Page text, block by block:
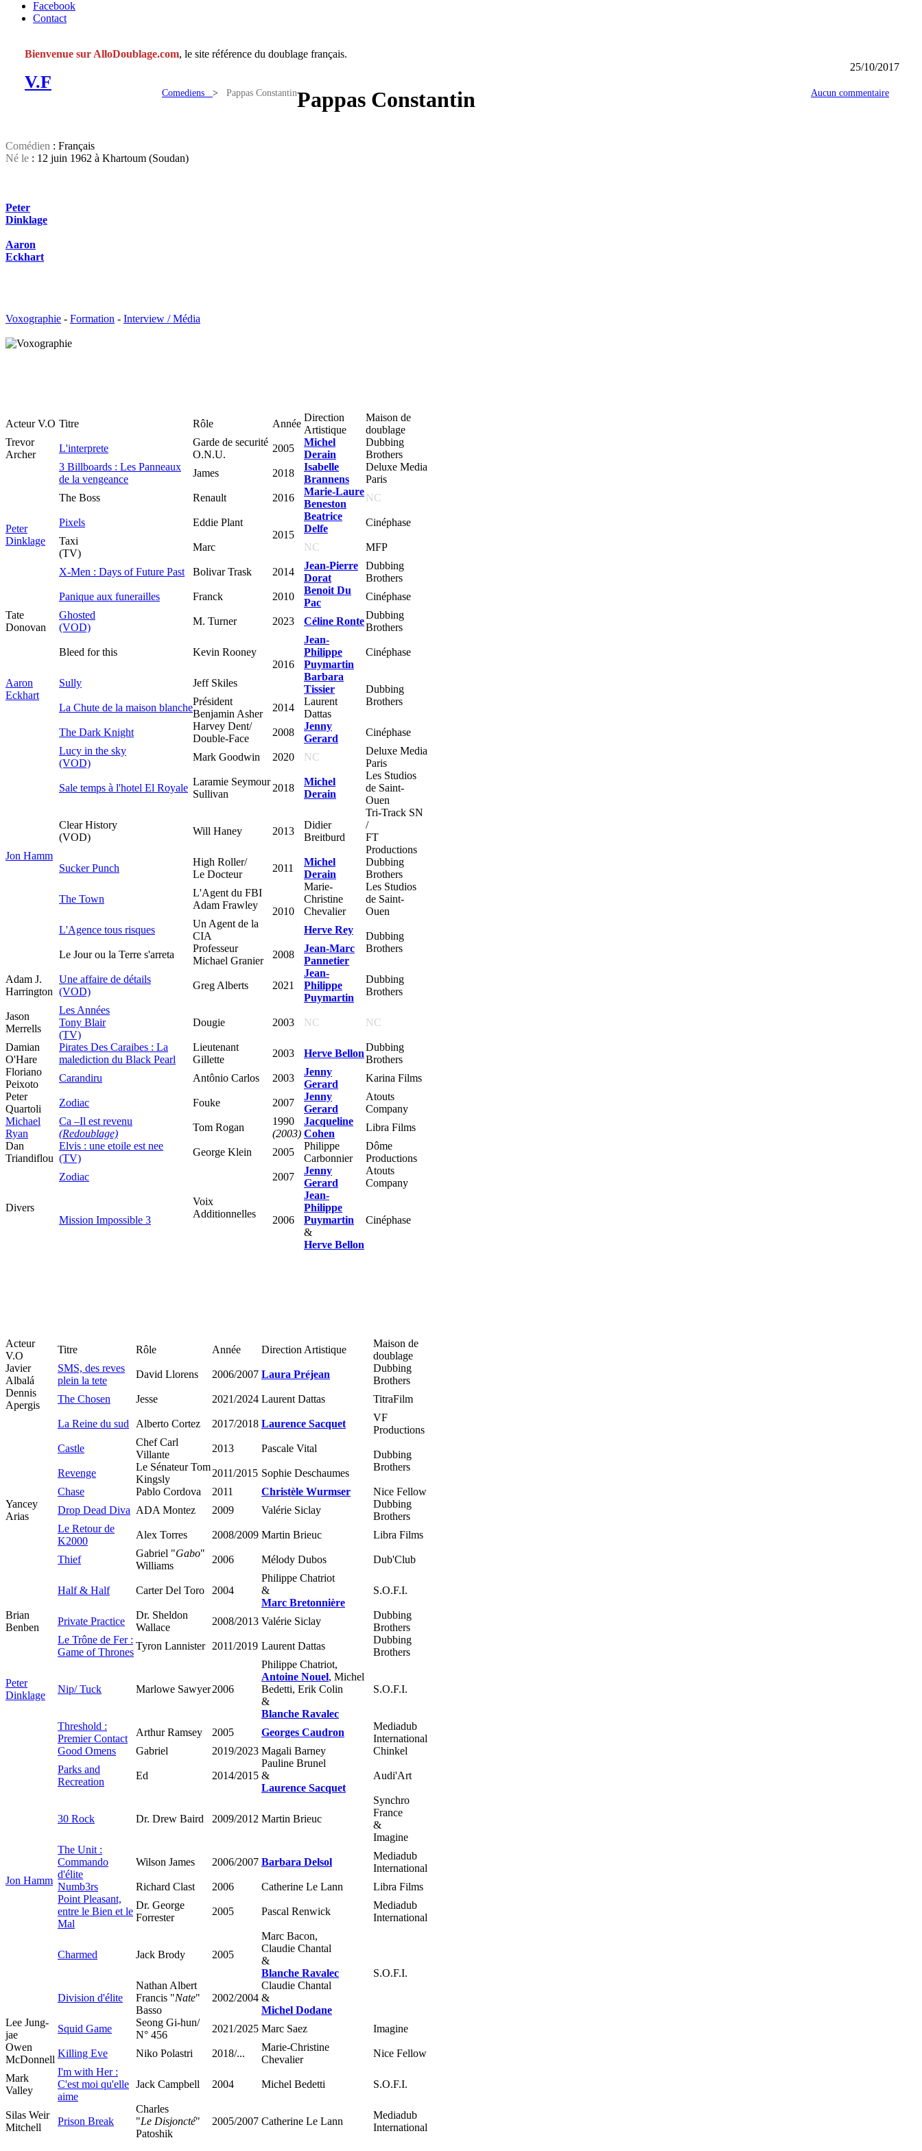
Facebook
Contact
Bienvenue sur AlloDoublage.com, le site référence du doublage français.
V.F
25/10/2017
Comediens > Pappas Constantin Aucun commentaire
Pappas Constantin
Comédien : Français
Né le : 12 juin 1962 à Khartoum (Soudan)
Peter
Dinklage
Aaron
Eckhart
Voxographie - Formation - Interview / Média
Acteur V.O Titre Rôle Année
Direction
Artistique
Maison de
doublage
Trevor
Archer
L'interprete
Garde de securité
O.N.U.
2005
Michel
Derain
Dubbing
Brothers
Peter
Dinklage
3 Billboards : Les Panneaux
de la vengeance
James 2018
Isabelle
Brannens
Deluxe Media
Paris
The Boss
Renault 2016
Marie-Laure
Beneston
NC
Pixels
Eddie Plant
2015
Beatrice
Delfe
Cinéphase
Taxi
(TV)
Marc NC MFP
X-Men : Days of Future Past Bolivar Trask 2014
Jean-Pierre
Dorat
Dubbing
Brothers
Panique aux funerailles
Franck 2010
Benoit Du
Pac
Cinéphase
Tate
Donovan
Ghosted
(VOD)
M. Turner 2023 Céline Ronte
Dubbing
Brothers
Aaron
Eckhart
Bleed for this
Kevin Rooney
2016
Jean-
Philippe
Puymartin
Cinéphase
Sully Jeff Skiles
Barbara
Tissier
Dubbing
Brothers
La Chute de la maison blanche
Président
Benjamin Asher
2014
Laurent
Dattas
The Dark Knight
Harvey Dent/
Double-Face
2008
Jenny
Gerard
Cinéphase
Jon Hamm
Lucy in the sky
(VOD)
Mark Goodwin 2020 NC
Deluxe Media
Paris
Sale temps à l'hotel El Royale
Laramie Seymour
Sullivan
2018
Michel
Derain
Les Studios
de Saint-
Ouen
Clear History
(VOD)
Will Haney 2013
Didier
Breitburd
Tri-Track SN
/
FT
Productions
Sucker Punch
High Roller/
Le Docteur
2011
Michel
Derain
Dubbing
Brothers
The Town
L'Agent du FBI
Adam Frawley
2010
Marie-
Christine
Chevalier
Les Studios
de Saint-
Ouen
L'Agence tous risques
Un Agent de la
CIA
Herve Rey
Dubbing
Brothers
Le Jour ou la Terre s'arreta
Professeur
Michael Granier
2008
Jean-Marc
Pannetier
Adam J.
Harrington
Une affaire de détails
(VOD)
Greg Alberts 2021
Jean-
Philippe
Puymartin
Dubbing
Brothers
Jason
Merrells
Les Années
Tony Blair
(TV)
Dougie 2003 NC NC
Damian
O'Hare
Pirates Des Caraibes : La
malediction du Black Pearl
Lieutenant
Gillette
2003 Herve Bellon
Dubbing
Brothers
Floriano
Peixoto
Carandiru Antônio Carlos 2003
Jenny
Gerard
Karina Films
Peter
Quartoli
Zodiac Fouke 2007
Jenny
Gerard
Atouts
Company
Michael
Ryan
Ca –Il est revenu
(Redoublage)
Tom Rogan
1990
(2003)
Jacqueline
Cohen
Libra Films
Dan
Triandiflou
Elvis : une etoile est nee
(TV)
George Klein 2005
Philippe
Carbonnier
Dôme
Productions
Divers
Zodiac
Voix
Additionnelles
2007
Jenny
Gerard
Atouts
Company
Mission Impossible 3 2006
Jean-
Philippe
Puymartin
&
Herve Bellon
Cinéphase
Acteur
V.O
Titre Rôle Année Direction Artistique
Maison de
doublage
Javier
Albalá
SMS, des reves
plein la tete
David Llorens 2006/2007 Laura Préjean
Dubbing
Brothers
Dennis
Apergis
The Chosen Jesse 2021/2024 Laurent Dattas TitraFilm
Yancey
Arias
La Reine du sud Alberto Cortez 2017/2018 Laurence Sacquet
VF
Productions
Castle
Chef Carl
Villante
2013 Pascale Vital
Dubbing
Brothers
Revenge
Le Sénateur Tom
Kingsly
2011/2015 Sophie Deschaumes
Chase
Pablo Cordova 2011 Christèle Wurmser
Nice Fellow
Drop Dead Diva ADA Montez 2009 Valérie Siclay
Dubbing
Brothers
Le Retour de
K2000
Alex Torres 2008/2009 Martin Brieuc Libra Films
Thief
Gabriel "Gabo"
Williams
2006 Mélody Dubos Dub'Club
Half & Half Carter Del Toro 2004
Philippe Chatriot
&
Marc Bretonnière
S.O.F.I.
Brian
Benben
Private Practice
Dr. Sheldon
Wallace
2008/2013 Valérie Siclay
Dubbing
Brothers
Peter
Dinklage
Le Trône de Fer :
Game of Thrones
Tyron Lannister 2011/2019 Laurent Dattas
Dubbing
Brothers
Nip/ Tuck Marlowe Sawyer2006
Philippe Chatriot,
Antoine Nouel, Michel
Bedetti, Erik Colin
&
Blanche Ravalec
S.O.F.I.
Threshold :
Premier Contact
Arthur Ramsey 2005 Georges Caudron
Mediadub
International
Jon Hamm
Good Omens Gabriel 2019/2023 Magali Barney
Chinkel
Parks and
Recreation
Ed 2014/2015
Pauline Brunel
&
Laurence Sacquet
Audi'Art
30 Rock Dr. Drew Baird 2009/2012 Martin Brieuc
Synchro
France
&
Imagine
The Unit :
Commando
d'élite
Wilson James 2006/2007 Barbara Delsol
Mediadub
International
Numb3rs
Richard Clast 2006 Catherine Le Lann
Libra Films
Point Pleasant,
entre le Bien et le
Mal
Dr. George
Forrester
2005 Pascal Renwick
Mediadub
International
Charmed Jack Brody 2005
Marc Bacon,
Claudie Chantal
&
Blanche Ravalec
S.O.F.I.
Division d'élite
Nathan Albert
Francis "Nate"
Basso
2002/2004
Claudie Chantal
&
Michel Dodane
Lee Jung-
jae
Squid Game
Seong Gi-hun/
N° 456
2021/2025 Marc Saez
Imagine
Owen
McDonnell
Killing Eve Niko Polastri 2018/...
Marie-Christine
Chevalier
Nice Fellow
Mark
Valley
I'm with Her :
C'est moi qu'elle
aime
Jack Campbell 2004 Michel Bedetti S.O.F.I.
Silas Weir
Mitchell
Prison Break
Charles
"Le Disjoncté"
Patoshik
2005/2007 Catherine Le Lann
Mediadub
International